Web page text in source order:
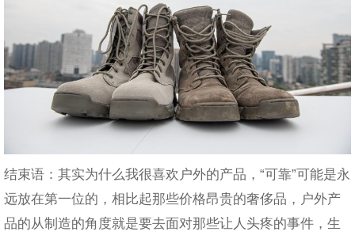
结束语：其实为什么我很喜欢户外的产品，“可靠”可能是永
远放在第一位的，相比起那些价格昂贵的奢侈品，户外产
品的从制造的角度就是要去面对那些让人头疼的事件，生